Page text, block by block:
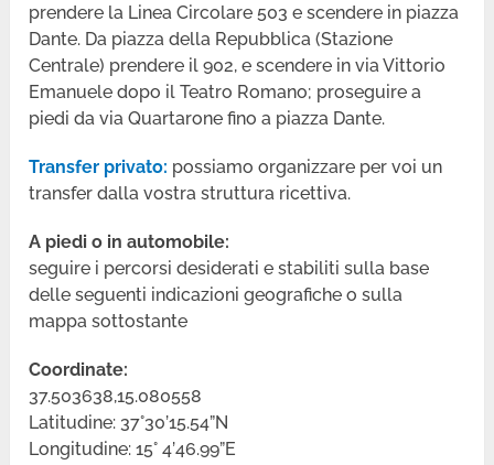
prendere la Linea Circolare 503 e scendere in piazza
Dante. Da piazza della Repubblica (Stazione
Centrale) prendere il 902, e scendere in via Vittorio
Emanuele dopo il Teatro Romano; proseguire a
piedi da via Quartarone fino a piazza Dante.
Transfer privato: possiamo organizzare per voi un
transfer dalla vostra struttura ricettiva.
A piedi o in automobile:
seguire i percorsi desiderati e stabiliti sulla base
delle seguenti indicazioni geografiche o sulla
mappa sottostante
Coordinate:
37.503638,15.080558
Latitudine: 37°30’15.54”N
Longitudine: 15° 4’46.99”E